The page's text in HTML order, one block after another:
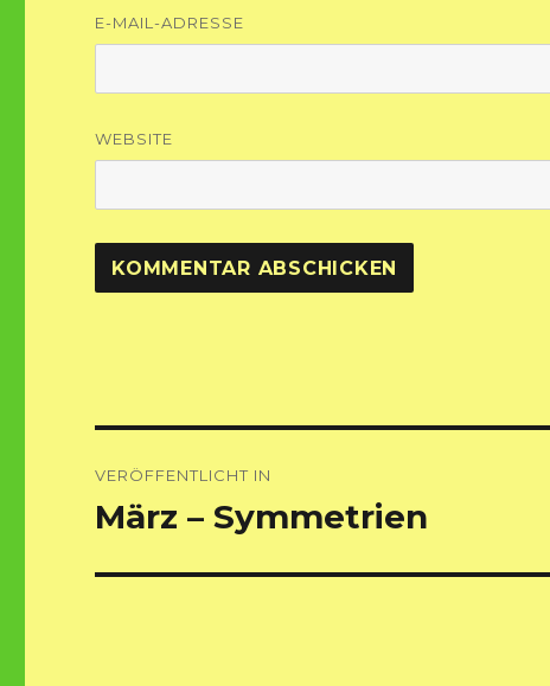
E-MAIL-ADRESSE
WEBSITE
VERÖFFENTLICHT IN
März – Symmetrien